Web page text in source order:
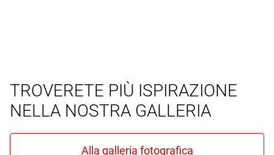
TROVERETE PIÙ ISPIRAZIONE
NELLA NOSTRA GALLERIA